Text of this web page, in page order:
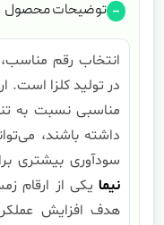
توضیحات محصول
انتخاب رقم
در تولید کلزا است.
مناسبی نسبت به
داشته باشند،
سودآوری بیشتری
نیمایکی از ارقام
هدف افزایش